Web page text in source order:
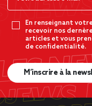
En renseignant
recevoir nos
articles et vous
de confidentialité.
M’inscrire à la